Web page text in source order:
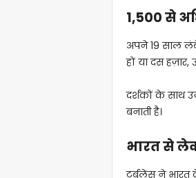
1,500 से
अपने 19 साल
हों या दस
दर्शकों के साथ
बनाती है।
भारत से
टर्बुलेंस ने भारत